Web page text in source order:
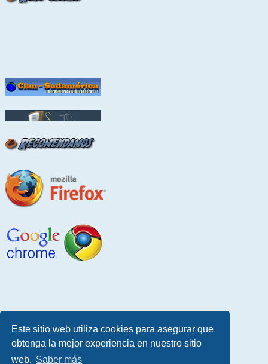
Este sitio web utiliza cookies para asegurar que
obtenga la mejor experiencia en nuestro sitio
web. Saber más